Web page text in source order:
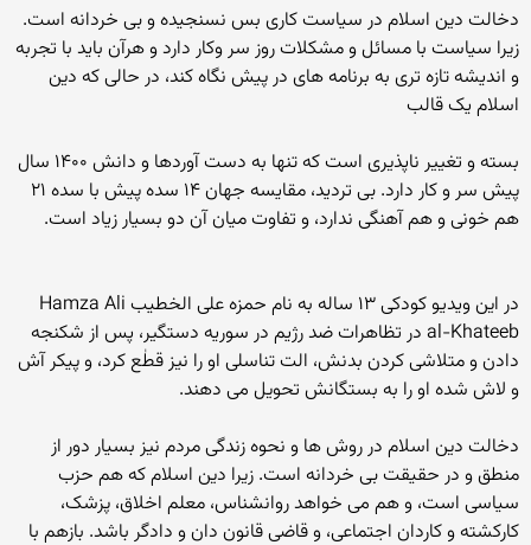
دخالت دین اسلام در سیاست کاری بس نسنجیده و بی خردانه است.
زیرا سیاست با مسائل و مشکلات روز سر وکار دارد و هرآن باید با تجربه
و اندیشه تازه تری به برنامه های در پیش نگاه کند، در حالی که دین
اسلام یک قالب
بسته و تغییر ناپذیری است که تنها به دست آوردها و دانش ۱۴۰۰ سال
پیش سر و کار دارد. بی تردید، مقایسه جهان ۱۴ سده پیش با سده ۲۱
هم خونی و هم آهنگی ندارد، و تفاوت میان آن دو بسیار زیاد است.
در این ویدیو کودکی ۱۳ ساله به نام حمزه علی الخطیب Hamza Ali
al-Khateeb در تظاهرات ضد رژیم در سوریه دستگیر، پس از شکنجه
دادن و متلاشی کردن بدنش، الت تناسلی او را نیز قطٰع کرد، و پیکر آش
و لاش شده او را به بستگانش تحویل می دهند.
دخالت دین اسلام در روش ها و نحوه زندگی مردم نیز بسیار دور از
منطق و در حقیقت بی خردانه است. زیرا دین اسلام که هم حزب
سیاسی است، و هم می خواهد روانشناس، معلم اخلاق، پزشک،
کارکشته و کاردان اجتماعی، و قاضی قانون دان و دادگر باشد. بازهم با